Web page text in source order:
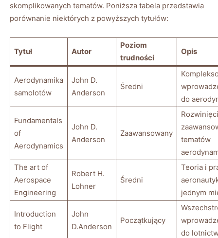
skomplikowanych tematów. Poniższa tabela przedstawia
porównanie ⁢niektórych z powyższych⁤ tytułów:
Tytuł Autor
Poziom
trudności
Opis
Aerodynamika
samolotów
John‌ D.
⁣Anderson
Średni
do
Fundamentals
of
Aerodynamics
John D.
Anderson
Zaawansowany
tematów
The art ‍of
Aerospace
Engineering
Robert H.
Lohner
Średni
Teoria i
jednym
Introduction
to Flight
John
D.Anderson
Początkujący
do